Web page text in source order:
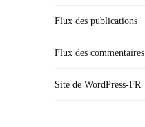
Flux des publications
Flux des commentaires
Site de WordPress-FR